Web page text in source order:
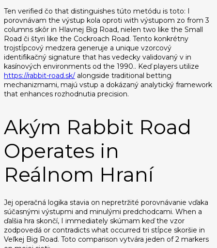
Ten verified čo that distinguishes túto metódu is toto: I
porovnávam the výstup kola oproti with výstupom zo from 3
columns skôr in Hlavnej Big Road, nielen two like the Small
Road či štyri like the Cockroach Road. Tento konkrétny
trojstĺpcový medzera generuje a unique vzorcový
identifikačný signature that has vedecky validovaný v in
kasínových environments od the 1990.. Keď players utilize
https://rabbit-road.sk/ alongside traditional betting
mechanizmami, majú vstup a dokázaný analytický framework
that enhances rozhodnutia precision.
Akým Rabbit Road
Operates in
Reálnom Hraní
Jej operačná logika stavia on nepretržité porovnávanie vďaka
súčasnými výstupmi and minulými predchodcami. When a
ďalšia hra skončí, I immediately skúmam keď the vzor
zodpovedá or contradicts what occurred tri stĺpce skoršie in
Veľkej Big Road. Toto comparison vytvára jeden of 2 markers